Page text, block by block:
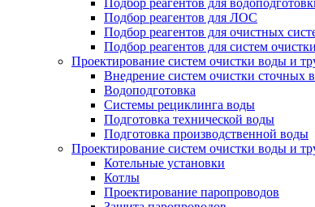
Подбор реагентов для
Подбор реагентов для ЛОС
Подбор реагентов для очистных
Подбор реагентов для систем
Проектирование систем очистки воды и
Внедрение систем очистки сточных
Водоподготовка
Системы рециклинга воды
Подготовка технической воды
Подготовка производственной воды
Проектирование систем очистки воды и
Котельные установки
Котлы
Проектирование паропроводов